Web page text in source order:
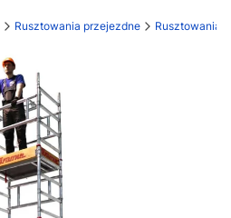
Rusztowania przejezdne Rusztowania